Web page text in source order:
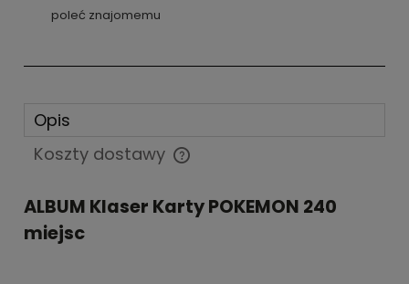
poleć znajomemu
Opis
Koszty dostawy
Cena nie zawiera ewentualnych kosztów płatności
ALBUM Klaser Karty POKEMON 240
miejsc